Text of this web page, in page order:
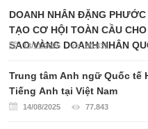
DOANH NHÂN ĐẶNG
TẠO CƠ HỘI TOÀN CẦU
SAO VÀNG DOANH NHÂN
13/11/2025 80.431
Trung tâm Anh ngữ Quốc tế
Tiếng Anh tại Việt Nam
14/08/2025 77.843